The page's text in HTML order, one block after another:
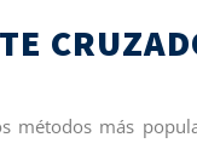
métodos más